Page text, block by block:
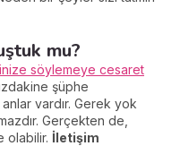
mu?
söylemeye cesaret
şüphe
vardır. Gerek yok
Gerçekten de,
olabilir. İletişim